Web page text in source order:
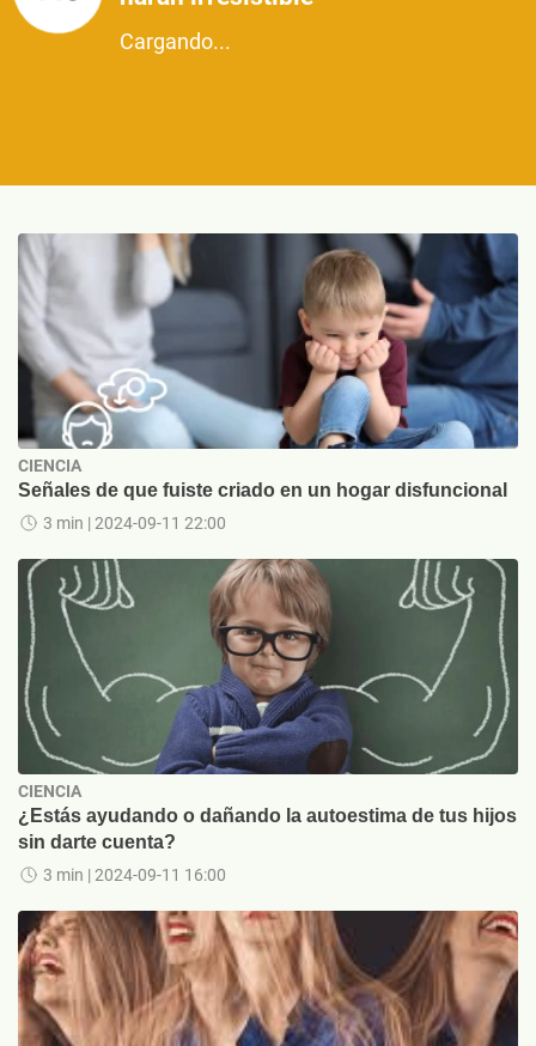
Cargando...
CIENCIA
Señales de que fuiste criado en un hogar disfuncional
3 min | 2024-09-11 22:00
CIENCIA
¿Estás ayudando o dañando la autoestima de tus hijos
sin darte cuenta?
3 min | 2024-09-11 16:00